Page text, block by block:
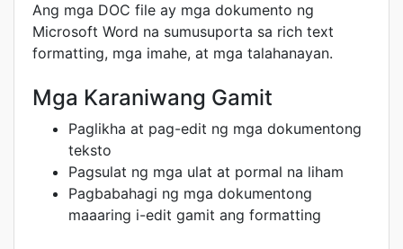
Ang mga DOC file ay mga dokumento ng
Microsoft Word na sumusuporta sa rich text
formatting, mga imahe, at mga talahanayan.
Mga Karaniwang Gamit
Paglikha at pag-edit ng mga dokumentong
teksto
Pagsulat ng mga ulat at pormal na liham
Pagbabahagi ng mga dokumentong
maaaring i-edit gamit ang formatting